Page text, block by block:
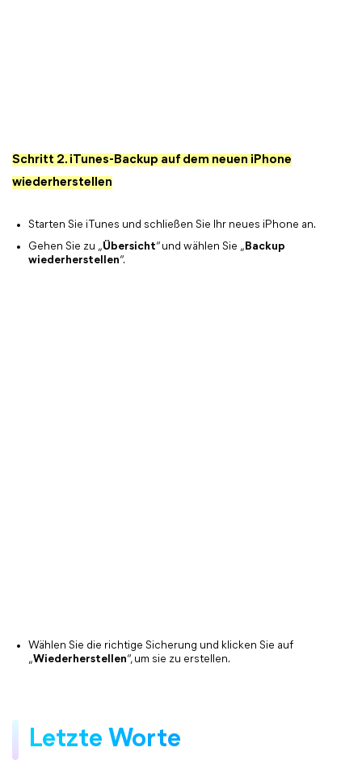
Schritt 2. iTunes-Backup auf dem neuen iPhone
wiederherstellen
Starten Sie iTunes und schließen Sie Ihr neues iPhone an.
Gehen Sie zu „Übersicht“ und wählen Sie „Backup
wiederherstellen“.
Wählen Sie die richtige Sicherung und klicken Sie auf
„Wiederherstellen“, um sie zu erstellen.
Letzte Worte